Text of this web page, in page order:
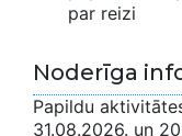
par reizi
Noderīga
Papildu
31.08.2026. un